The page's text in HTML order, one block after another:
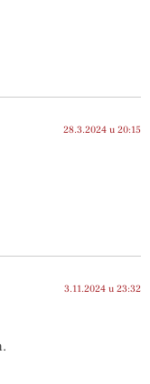
28.3.2024 u 20:15
3.11.2024 u 23:32